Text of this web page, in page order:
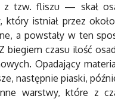
z tzw. fliszu — skał
istniał przez
a powstały w ten
czasu ilość
Opadający
następnie piaski,
warstwy, które z